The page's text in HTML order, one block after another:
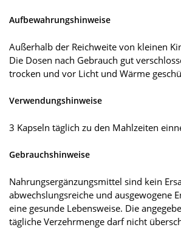
Aufbewahrungshinweise
Außerhalb der Reichweite von kleinen
Die Dosen nach Gebrauch gut
trocken und vor Licht und Wärme
Verwendungshinweise
3 Kapseln täglich zu den Mahlzeiten
Gebrauchshinweise
Nahrungsergänzungsmittel sind kein
abwechslungsreiche und ausgewogene
eine gesunde Lebensweise. Die
tägliche Verzehrmenge darf nicht